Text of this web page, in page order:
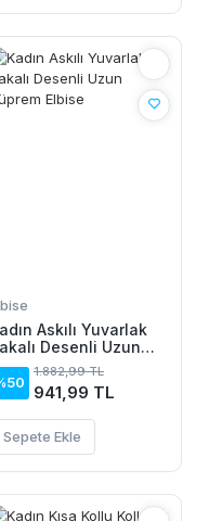
Askılı Yuvarlak
Desenli Uzun
Elbise
1.882,99 TL
941,99 TL
Sepete Ekle